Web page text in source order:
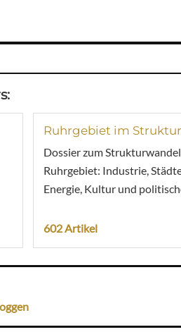
Ruhrgebiet im
Dossier zum
Ruhrgebiet: Industrie,
Energie, Kultur und
602 Artikel